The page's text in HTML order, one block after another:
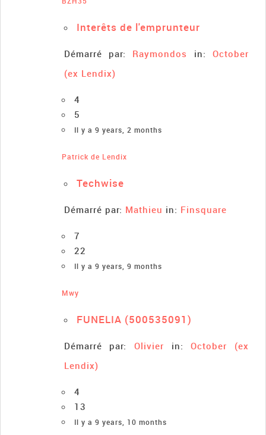
Interêts de l'emprunteur
Démarré par: Raymondos in:October
(ex Lendix)
4
5
Il y a 9 years, 2 months
Patrick de Lendix
Techwise
Démarré par: Mathieu in: Finsquare
7
22
Il y a 9 years, 9 months
Mwy
FUNELIA (500535091)
Démarré par:Olivier in:October (ex
Lendix)
4
13
Il y a 9 years, 10 months